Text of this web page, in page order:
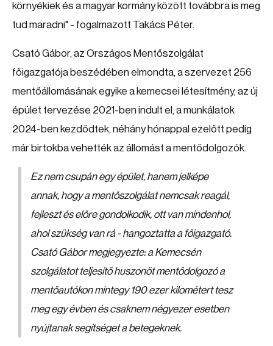
környékiek és a magyar kormány között továbbra is meg
tud maradni" - fogalmazott Takács Péter.
Csató Gábor, az Országos Mentőszolgálat
főigazgatója beszédében elmondta, a szervezet 256
mentőállomásának egyike a kemecsei létesítmény, az új
épület tervezése 2021-ben indult el, a munkálatok
2024-ben kezdődtek, néhány hónappal ezelőtt pedig
már birtokba vehették az állomást a mentődolgozók.
Ez nem csupán egy épület, hanem jelképe
annak, hogy a mentőszolgálat nemcsak reagál,
fejleszt és előre gondolkodik, ott van mindenhol,
ahol szükség van rá - hangoztatta a főigazgató.
Csató Gábor megjegyezte: a Kemecsén
szolgálatot teljesítő huszonöt mentődolgozó a
mentőautókon mintegy 190 ezer kilométert tesz
meg egy évben és csaknem négyezer esetben
nyújtanak segítséget a betegeknek.